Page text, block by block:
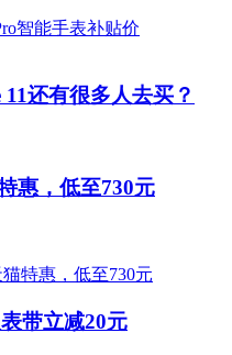
还有很多人去买？
惠，低至730元
带立减20元